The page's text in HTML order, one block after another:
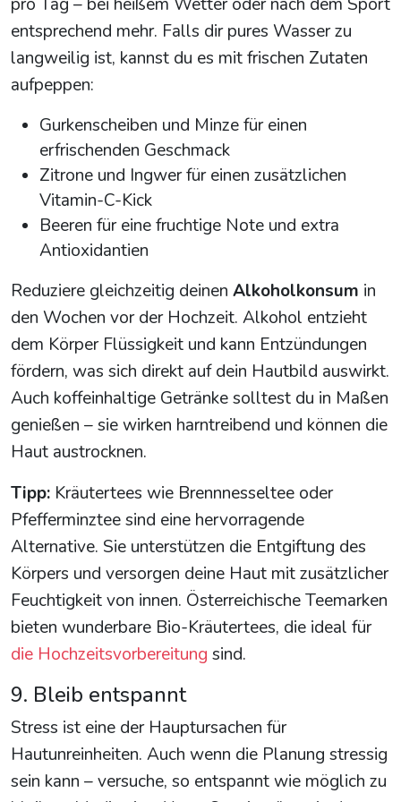
pro Tag – bei heißem Wetter oder nach dem Sport
entsprechend mehr. Falls dir pures Wasser zu
langweilig ist, kannst du es mit frischen Zutaten
aufpeppen:
Gurkenscheiben und Minze für einen
erfrischenden Geschmack
Zitrone und Ingwer für einen zusätzlichen
Vitamin-C-Kick
Beeren für eine fruchtige Note und extra
Antioxidantien
Reduziere gleichzeitig deinen Alkoholkonsum in
den Wochen vor der Hochzeit. Alkohol entzieht
dem Körper Flüssigkeit und kann Entzündungen
fördern, was sich direkt auf dein Hautbild auswirkt.
Auch koffeinhaltige Getränke solltest du in Maßen
genießen – sie wirken harntreibend und können die
Haut austrocknen.
Tipp: Kräutertees wie Brennnesseltee oder
Pfefferminztee sind eine hervorragende
Alternative. Sie unterstützen die Entgiftung des
Körpers und versorgen deine Haut mit zusätzlicher
Feuchtigkeit von innen. Österreichische Teemarken
bieten wunderbare Bio-Kräutertees, die ideal für
die Hochzeitsvorbereitung sind.
9. Bleib entspannt
Stress ist eine der Hauptursachen für
Hautunreinheiten. Auch wenn die Planung stressig
sein kann – versuche, so entspannt wie möglich zu